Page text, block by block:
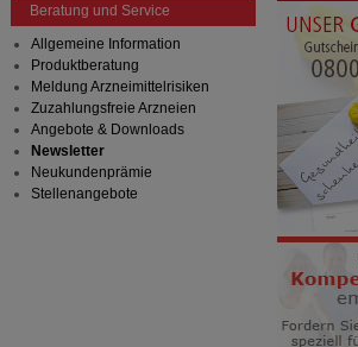
Beratung und Service
Allgemeine Information
Produktberatung
Meldung Arzneimittelrisiken
Zuzahlungsfreie Arzneien
Angebote & Downloads
Newsletter
Neukundenprämie
Stellenangebote